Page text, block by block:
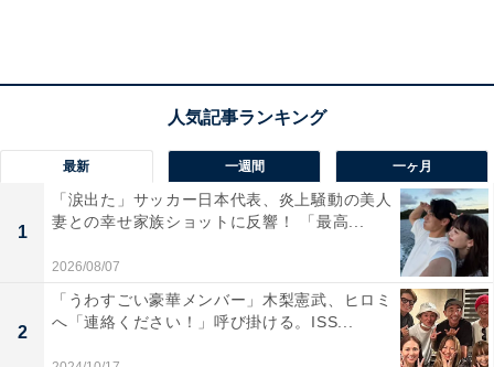
最新 一週間 一ヶ月
1
「涙出た」サッカー日本代表、炎上騒動の美人
妻との幸せ家族ショットに反響！ 「最高...
2026/08/07
2
「うわすごい豪華メンバー」木梨憲武、ヒロミ
へ「連絡ください！」呼び掛ける。ISS...